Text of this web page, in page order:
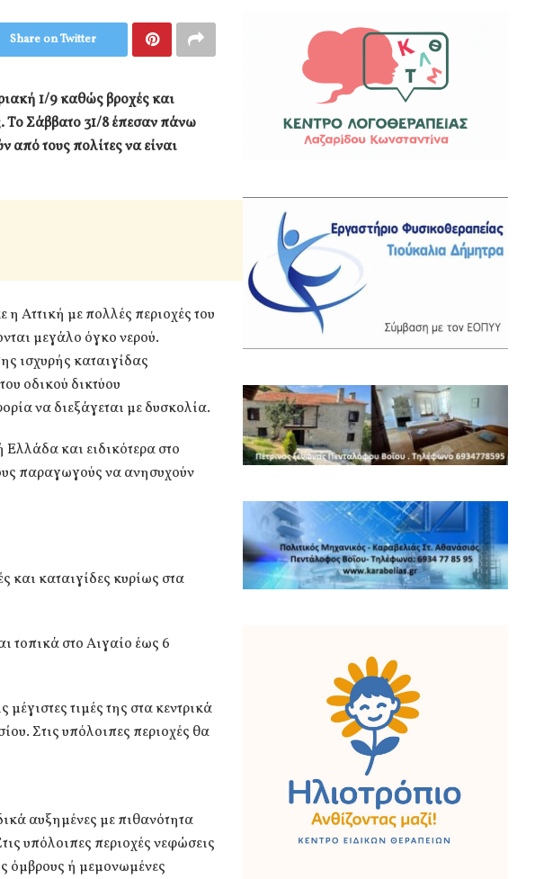
Share on Twitter
1/9 καθώς βροχές και
Το Σάββατο 31/8 έπεσαν πάνω
από τους πολίτες να είναι
Αττική με πολλές περιοχές του
μεγάλο όγκο νερού.
ισχυρής καταιγίδας
οδικού δικτύου
να διεξάγεται με δυσκολία.
και ειδικότερα στο
παραγωγούς να ανησυχούν
και καταιγίδες κυρίως στα
τοπικά στο Αιγαίο έως 6
τιμές της στα κεντρικά
Στις υπόλοιπες περιοχές θα
αυξημένες με πιθανότητα
υπόλοιπες περιοχές νεφώσεις
όμβρους ή μεμονωμένες